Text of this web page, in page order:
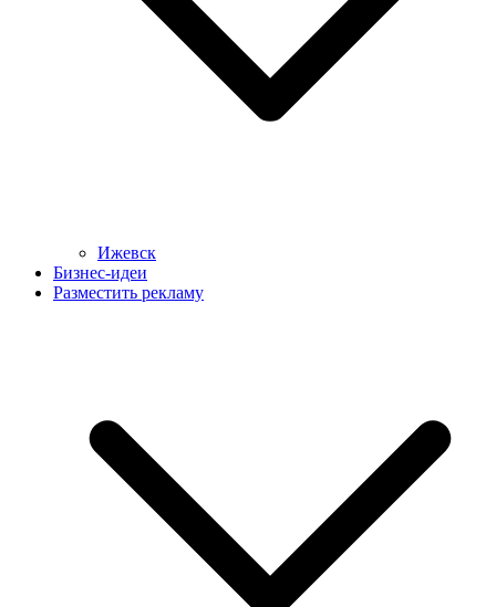
Ижевск
Бизнес-идеи
Разместить рекламу